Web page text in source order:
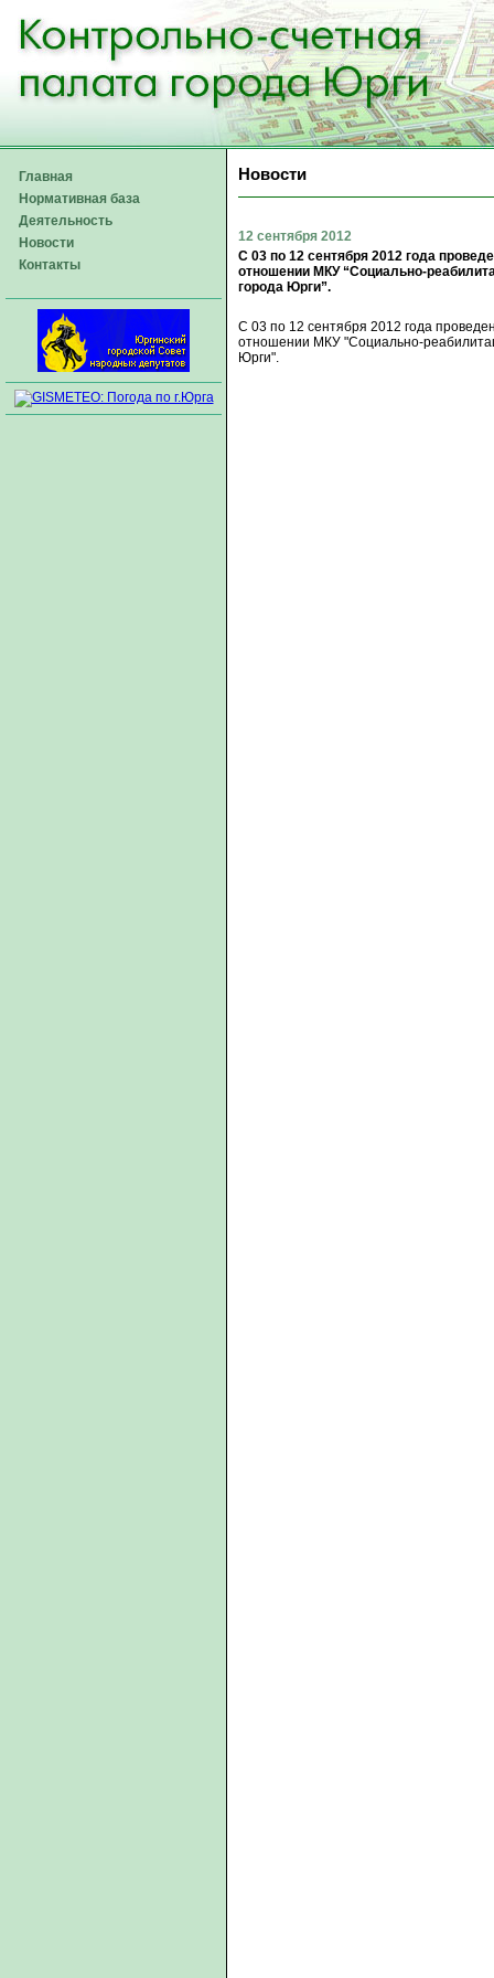
Главная
Нормативная база
Деятельность
Новости
Контакты
Новости
12 сентября 2012
С 03 по 12 сентября 2012 года
отношении МКУ “Социально-
города Юрги”.
С 03 по 12 сентября 2012 года
отношении МКУ "Социально-
Юрги".